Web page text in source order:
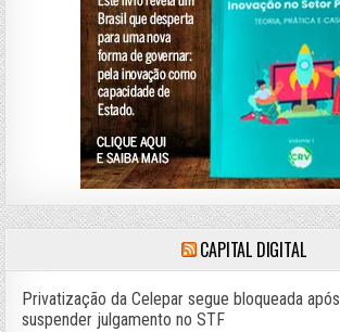
CAPITAL DIGITAL
Privatização da Celepar segue bloqueada
suspender julgamento no STF